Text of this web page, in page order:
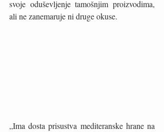
svoje oduševljenje tamošnjim proizvodima,
ali ne zanemaruje ni druge okuse.
„Ima dosta prisustva mediteranske hrane na